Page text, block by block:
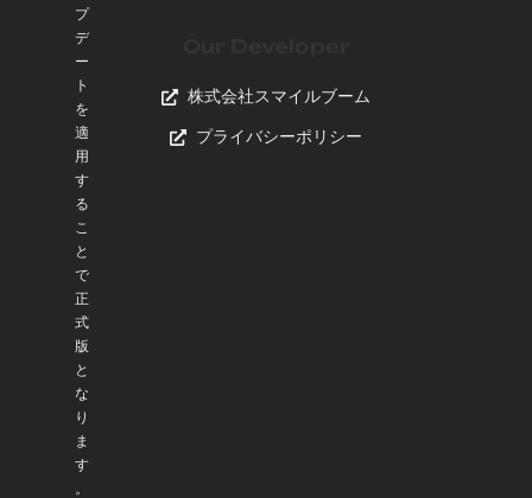
プ
デ
ー
ト
を
適
用
す
る
こ
と
で
正
式
版
と
な
り
ま
す
。
株式会社スマイルブーム
プライバシーポリシー